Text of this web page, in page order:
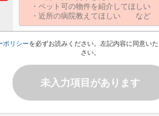
ポリシーを必ずお読みください。左記内容に同意い
さい。
未入力項目があります